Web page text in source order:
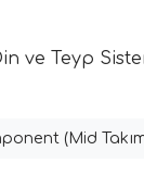
ve Teyp
(Mid